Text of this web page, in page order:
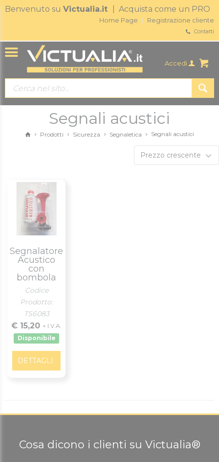
Benvenuto su Victualia.it | Acquista come un PRO
Home Page Registrazione cliente
Contatti
Accedi
Segnali acustici
Prodotti Sicurezza Segnaletica Segnali acustici
Prezzo crescente
Segnalatore
Acustico
con
bombola
Codice
Prodotto:
TS6083
€ 15,20 + I.V.A.
Disponibile
DETTAGLI
Cosa dicono i clienti su Victualia®